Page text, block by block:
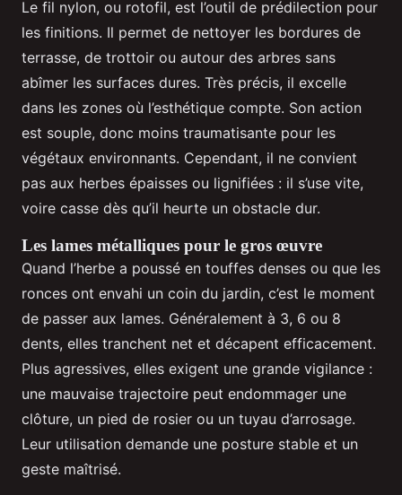
Le fil nylon, ou rotofil, est l’outil de prédilection pour
les finitions. Il permet de nettoyer les bordures de
terrasse, de trottoir ou autour des arbres sans
abîmer les surfaces dures. Très précis, il excelle
dans les zones où l’esthétique compte. Son action
est souple, donc moins traumatisante pour les
végétaux environnants. Cependant, il ne convient
pas aux herbes épaisses ou lignifiées : il s’use vite,
voire casse dès qu’il heurte un obstacle dur.
Les lames métalliques pour le gros œuvre
Quand l’herbe a poussé en touffes denses ou que les
ronces ont envahi un coin du jardin, c’est le moment
de passer aux lames. Généralement à 3, 6 ou 8
dents, elles tranchent net et décapent efficacement.
Plus agressives, elles exigent une grande vigilance :
une mauvaise trajectoire peut endommager une
clôture, un pied de rosier ou un tuyau d’arrosage.
Leur utilisation demande une posture stable et un
geste maîtrisé.